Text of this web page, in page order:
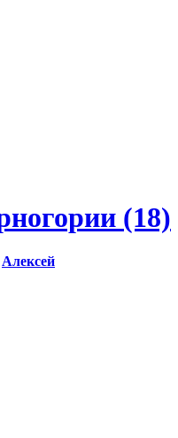
(18)
Алексей